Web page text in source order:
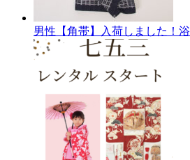
男性【角帯】入荷しました！